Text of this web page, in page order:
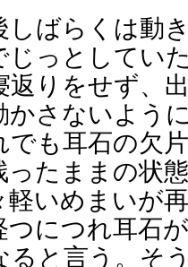
ばらくは動
じっとしてい
返りをせず、
かさないよう
でも耳石の欠
ったままの状
軽いめまいが
つにつれ耳石
ると言う。そ